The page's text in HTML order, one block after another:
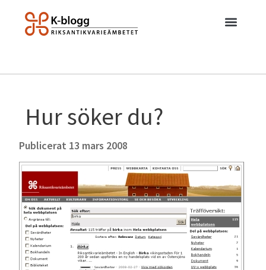
Hur söker du?
Publicerat 13 mars 2008